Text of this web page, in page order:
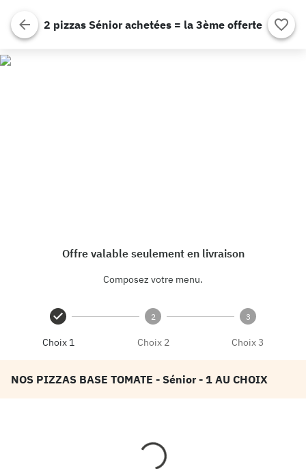
2 pizzas Sénior achetées = la 3ème offerte
Offre valable seulement en livraison
Composez votre menu.
Choix 1
2
Choix 2
3
Choix 3
NOS PIZZAS BASE TOMATE - Sénior- 1 AU CHOIX